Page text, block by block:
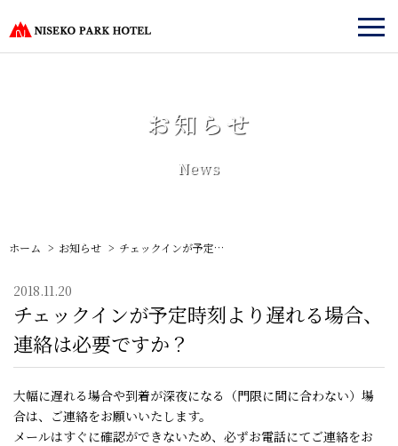
お知らせ
News
ホーム お知らせ チェックインが予定時刻より遅れる場合、連絡は必要ですか？
2018.11.20
チェックインが予定時刻より遅れる場合、
連絡は必要ですか？
大幅に遅れる場合や到着が深夜になる（門限に間に合わない）場
合は、ご連絡をお願いいたします。
メールはすぐに確認ができないため、必ずお電話にてご連絡をお